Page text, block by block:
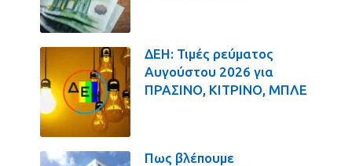
ΔΕΗ: Τιμές ρεύματος
Αυγούστου 2026 για
ΠΡΑΣΙΝΟ, ΚΙΤΡΙΝΟ, ΜΠΛΕ
Πως βλέπουμε